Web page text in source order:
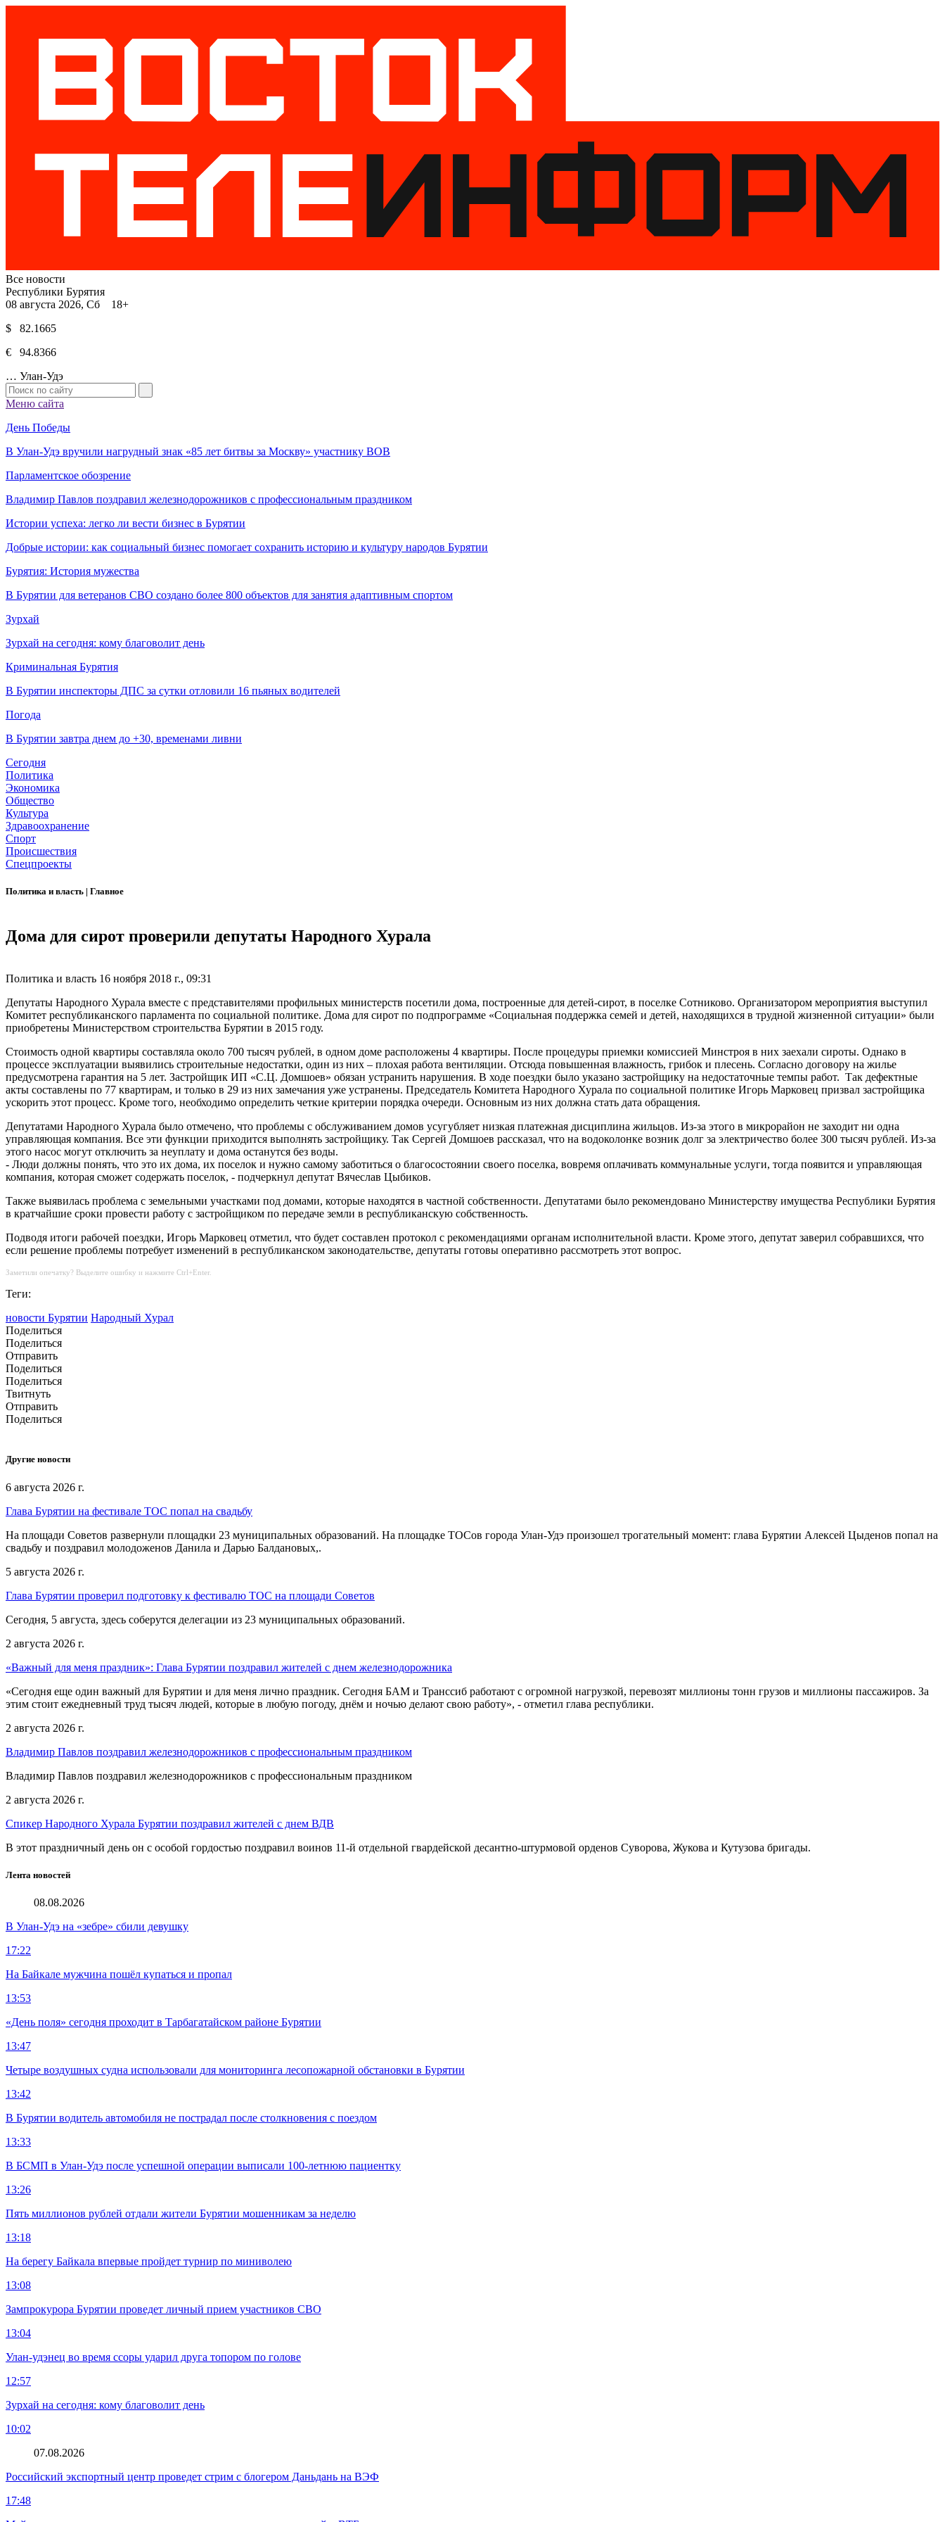
Все новости
Республики Бурятия
08 августа 2026, Сб 18+
$ 82.1665
€ 94.8366
… Улан-Удэ
Меню сайта
День Победы
В Улан-Удэ вручили нагрудный знак «85 лет битвы за Москву» участнику ВОВ
Парламентское обозрение
Владимир Павлов поздравил железнодорожников с профессиональным праздником
Истории успеха: легко ли вести бизнес в Бурятии
Добрые истории: как социальный бизнес помогает сохранить историю и культуру народов Бурятии
Бурятия: История мужества
В Бурятии для ветеранов СВО создано более 800 объектов для занятия адаптивным спортом
Зурхай
Зурхай на сегодня: кому благоволит день
Криминальная Бурятия
В Бурятии инспекторы ДПС за сутки отловили 16 пьяных водителей
Погода
В Бурятии завтра днем до +30, временами ливни
Сегодня
Политика
Экономика
Общество
Культура
Здравоохранение
Спорт
Происшествия
Спецпроекты
Политика и власть | Главное
Дома для сирот проверили депутаты Народного Хурала
Политика и власть 16 ноября 2018 г., 09:31
Депутаты Народного Хурала вместе с представителями профильных министерств посетили дома, построенные для детей-сирот, в поселке Сотниково. Организатором мероприятия выступил
Комитет республиканского парламента по социальной политике. Дома для сирот по подпрограмме «Социальная поддержка семей и детей, находящихся в трудной жизненной ситуации» были
приобретены Министерством строительства Бурятии в 2015 году.
Стоимость одной квартиры составляла около 700 тысяч рублей, в одном доме расположены 4 квартиры. После процедуры приемки комиссией Минстроя в них заехали сироты. Однако в
процессе эксплуатации выявились строительные недостатки, один из них – плохая работа вентиляции. Отсюда повышенная влажность, грибок и плесень. Согласно договору на жилье
предусмотрена гарантия на 5 лет. Застройщик ИП «С.Ц. Домшоев» обязан устранить нарушения. В ходе поездки было указано застройщику на недостаточные темпы работ. Так дефектные
акты составлены по 77 квартирам, и только в 29 из них замечания уже устранены. Председатель Комитета Народного Хурала по социальной политике Игорь Марковец призвал застройщика
ускорить этот процесс. Кроме того, необходимо определить четкие критерии порядка очереди. Основным из них должна стать дата обращения.
Депутатами Народного Хурала было отмечено, что проблемы с обслуживанием домов усугубляет низкая платежная дисциплина жильцов. Из-за этого в микрорайон не заходит ни одна
управляющая компания. Все эти функции приходится выполнять застройщику. Так Сергей Домшоев рассказал, что на водоколонке возник долг за электричество более 300 тысяч рублей. Из-за
этого насос могут отключить за неуплату и дома останутся без воды.
- Люди должны понять, что это их дома, их поселок и нужно самому заботиться о благосостоянии своего поселка, вовремя оплачивать коммунальные услуги, тогда появится и управляющая
компания, которая сможет содержать поселок, - подчеркнул депутат Вячеслав Цыбиков.
Также выявилась проблема с земельными участками под домами, которые находятся в частной собственности. Депутатами было рекомендовано Министерству имущества Республики Бурятия
в кратчайшие сроки провести работу с застройщиком по передаче земли в республиканскую собственность.
Подводя итоги рабочей поездки, Игорь Марковец отметил, что будет составлен протокол с рекомендациями органам исполнительной власти. Кроме этого, депутат заверил собравшихся, что
если решение проблемы потребует изменений в республиканском законодательстве, депутаты готовы оперативно рассмотреть этот вопрос.
Заметили опечатку? Выделите ошибку и нажмите Ctrl+Enter.
Теги:
новости Бурятии Народный Хурал
Поделиться
Поделиться
Отправить
Поделиться
Поделиться
Твитнуть
Отправить
Поделиться
Другие новости
6 августа 2026 г.
Глава Бурятии на фестивале ТОС попал на свадьбу
На площади Советов развернули площадки 23 муниципальных образований. На площадке ТОСов города Улан-Удэ произошел трогательный момент: глава Бурятии Алексей Цыденов попал на
свадьбу и поздравил молодоженов Данила и Дарью Балдановых,.
5 августа 2026 г.
Глава Бурятии проверил подготовку к фестивалю ТОС на площади Советов
Сегодня, 5 августа, здесь соберутся делегации из 23 муниципальных образований.
2 августа 2026 г.
«Важный для меня праздник»: Глава Бурятии поздравил жителей с днем железнодорожника
«Сегодня еще один важный для Бурятии и для меня лично праздник. Сегодня БАМ и Транссиб работают с огромной нагрузкой, перевозят миллионы тонн грузов и миллионы пассажиров. За
этим стоит ежедневный труд тысяч людей, которые в любую погоду, днём и ночью делают свою работу», - отметил глава республики.
2 августа 2026 г.
Владимир Павлов поздравил железнодорожников с профессиональным праздником
Владимир Павлов поздравил железнодорожников с профессиональным праздником
2 августа 2026 г.
Спикер Народного Хурала Бурятии поздравил жителей с днем ВДВ
В этот праздничный день он с особой гордостью поздравил воинов 11-й отдельной гвардейской десантно-штурмовой орденов Суворова, Жукова и Кутузова бригады.
Лента новостей
08.08.2026
В Улан-Удэ на «зебре» сбили девушку
17:22
На Байкале мужчина пошёл купаться и пропал
13:53
«День поля» сегодня проходит в Тарбагатайском районе Бурятии
13:47
Четыре воздушных судна использовали для мониторинга лесопожарной обстановки в Бурятии
13:42
В Бурятии водитель автомобиля не пострадал после столкновения с поездом
13:33
В БСМП в Улан-Удэ после успешной операции выписали 100-летнюю пациентку
13:26
Пять миллионов рублей отдали жители Бурятии мошенникам за неделю
13:18
На берегу Байкала впервые пройдет турнир по миниволею
13:08
Зампрокурора Бурятии проведет личный прием участников СВО
13:04
Улан-удэнец во время ссоры ударил друга топором по голове
12:57
Зурхай на сегодня: кому благоволит день
10:02
07.08.2026
Российский экспортный центр проведет стрим с блогером Даньдань на ВЭФ
17:48